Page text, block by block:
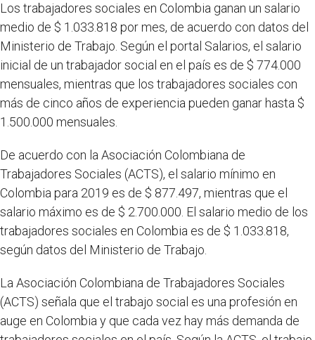
Los trabajadores sociales en Colombia ganan un salario
medio de $ 1.033.818 por mes, de acuerdo con datos del
Ministerio de Trabajo. Según el portal Salarios, el salario
inicial de un trabajador social en el país es de $ 774.000
mensuales, mientras que los trabajadores sociales con
más de cinco años de experiencia pueden ganar hasta $
1.500.000 mensuales.
De acuerdo con la Asociación Colombiana de
Trabajadores Sociales (ACTS), el salario mínimo en
Colombia para 2019 es de $ 877.497, mientras que el
salario máximo es de $ 2.700.000. El salario medio de los
trabajadores sociales en Colombia es de $ 1.033.818,
según datos del Ministerio de Trabajo.
La Asociación Colombiana de Trabajadores Sociales
(ACTS) señala que el trabajo social es una profesión en
auge en Colombia y que cada vez hay más demanda de